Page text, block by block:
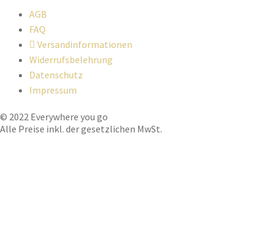
AGB
FAQ
Versandinformationen
Widerrufsbelehrung
Datenschutz
Impressum
© 2022 Everywhere you go
Alle Preise inkl. der gesetzlichen MwSt.